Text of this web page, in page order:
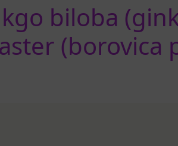
biloba
(borovica